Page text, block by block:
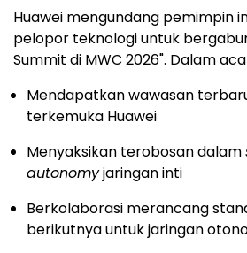
Huawei mengundang pemimpin
pelopor teknologi untuk
Summit di MWC 2026". Dalam
Mendapatkan wawasan
terkemuka Huawei
Menyaksikan terobosan dalam
autonomyjaringan inti
Berkolaborasi merancang
berikutnya untuk jaringan